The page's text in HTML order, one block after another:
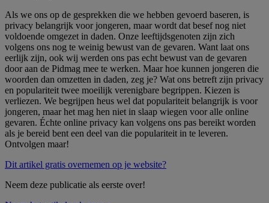
Als we ons op de gesprekken die we hebben gevoerd baseren, is
privacy belangrijk voor jongeren, maar wordt dat besef nog niet
voldoende omgezet in daden. Onze leeftijdsgenoten zijn zich
volgens ons nog te weinig bewust van de gevaren. Want laat ons
eerlijk zijn, ook wij werden ons pas echt bewust van de gevaren
door aan de Pidmag mee te werken. Maar hoe kunnen jongeren die
woorden dan omzetten in daden, zeg je? Wat ons betreft zijn privacy
en populariteit twee moeilijk verenigbare begrippen. Kiezen is
verliezen. We begrijpen heus wel dat populariteit belangrijk is voor
jongeren, maar het mag hen niet in slaap wiegen voor alle online
gevaren. Échte online privacy kan volgens ons pas bereikt worden
als je bereid bent een deel van die populariteit in te leveren.
Ontvolgen maar!
Dit artikel gratis overnemen op je website?
Neem deze publicatie als eerste over!